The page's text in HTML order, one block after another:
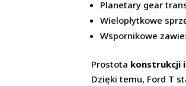
Planetary gear
Wielopłytkowe
Wspornikowe
Prostota konstrukcji
Dzięki temu, Ford T